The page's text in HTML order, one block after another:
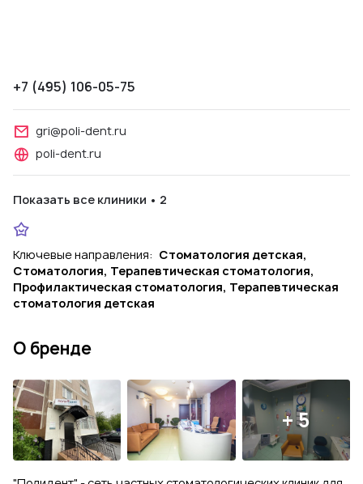
+7 (495) 106-05-75
gri@poli-dent.ru
poli-dent.ru
Показать все клиники • 2
Ключевые направления: Стоматология детская,
Стоматология, Терапевтическая стоматология,
Профилактическая стоматология, Терапевтическая
стоматология детская
О бренде
+ 5